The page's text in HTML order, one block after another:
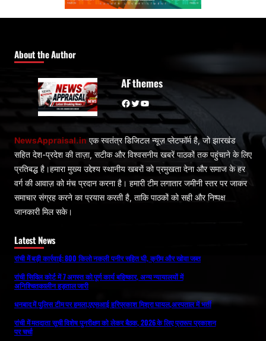
About the Author
AF themes
Facebook Twitter YouTube
NewsAppraisal.in एक स्वतंत्र डिजिटल न्यूज़ प्लेटफॉर्म है, जो झारखंड
सहित देश-प्रदेश की ताज़ा, सटीक और विश्वसनीय खबरें पाठकों तक पहुंचाने के लिए
प्रतिबद्ध है।हमारा मुख्य उद्देश्य स्थानीय खबरों को प्रमुखता देना और समाज के हर
वर्ग की आवाज़ को मंच प्रदान करना है। हमारी टीम लगातार जमीनी स्तर पर जाकर
समाचार संग्रह करने का प्रयास करती है, ताकि पाठकों को सही और निष्पक्ष
जानकारी मिल सके।
Latest News
रांची में बड़ी कार्रवाई: 800 किलो नकली पनीर सहित घी, क्रीम और खोवा जब्त
रांची सिविल कोर्ट में 7 अगस्त को पूर्ण कार्य बहिष्कार, अन्य न्यायालयों में
अनिश्चितकालीन हड़ताल जारी
धनबाद में पुलिस टीम पर हमला,एएसआई हरिप्रकाश मिश्रा घायल,अस्पताल में भर्ती
रांची में मतदाता सूची विशेष पुनरीक्षण को लेकर बैठक, 2026 के लिए प्रारूप प्रकाशन
पर चर्चा